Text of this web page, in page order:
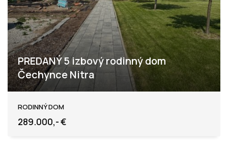
PREDANÝ 5 izbový rodinný dom
Čechynce Nitra
Čechynce
RODINNÝ DOM
289.000,- €